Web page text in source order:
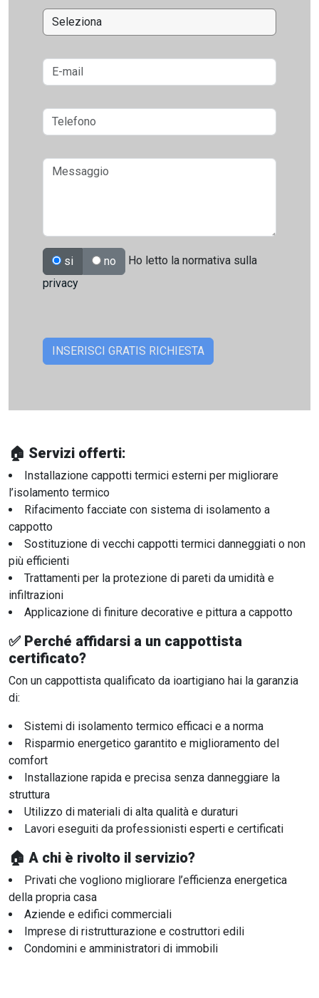
si no
Ho letto la normativa sulla
privacy
🏠 Servizi offerti:
Installazione cappotti termici esterni per migliorare
l’isolamento termico
Rifacimento facciate con sistema di isolamento a
cappotto
Sostituzione di vecchi cappotti termici danneggiati o non
più efficienti
Trattamenti per la protezione di pareti da umidità e
infiltrazioni
Applicazione di finiture decorative e pittura a cappotto
✅ Perché affidarsi a un cappottista
certificato?
Con un cappottista qualificato da ioartigiano hai la garanzia
di:
Sistemi di isolamento termico efficaci e a norma
Risparmio energetico garantito e miglioramento del
comfort
Installazione rapida e precisa senza danneggiare la
struttura
Utilizzo di materiali di alta qualità e duraturi
Lavori eseguiti da professionisti esperti e certificati
🏠 A chi è rivolto il servizio?
Privati che vogliono migliorare l’efficienza energetica
della propria casa
Aziende e edifici commerciali
Imprese di ristrutturazione e costruttori edili
Condomini e amministratori di immobili